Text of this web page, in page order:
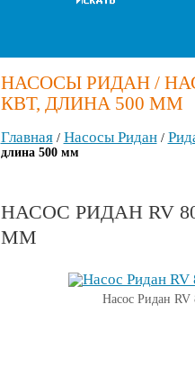
НАСОСЫ РИДАН /
КВТ, ДЛИНА 500 ММ
Главная/ Насосы Ридан/
длина 500 мм
НАСОС РИДАН RV
ММ
Насос Ридан